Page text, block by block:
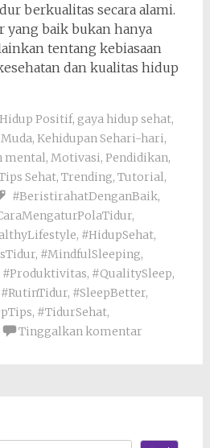
berkualitas secara alami.
yang baik bukan hanya
tentang kebiasaan
dan kualitas hidup
Hidup Positif, gaya hidup sehat,
, Kehidupan Sehari-hari,
mental, Motivasi, Pendidikan,
Sehat, Trending, Tutorial,
#BeristirahatDenganBaik,
,
, #HidupSehat,
, #MindfulSleeping,
#Produktivitas, #QualitySleep,
#RutinTidur, #SleepBetter,
, #TidurSehat,
Tinggalkan komentar